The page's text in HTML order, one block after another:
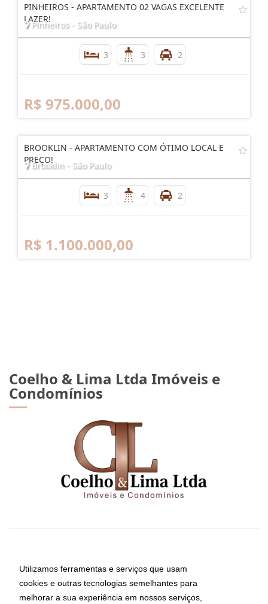
Utilizamos ferramentas e serviços que usam
cookies e outras tecnologias semelhantes para
melhorar a sua experiência em nossos serviços,
PINHEIROS - APARTAMENTO 02 VAGAS EXCELENTE
LAZER!
Pinheiros - São Paulo
3 3 2
R$ 975.000,00
BROOKLIN - APARTAMENTO COM ÓTIMO LOCAL E
PREÇO!
Brooklin - São Paulo
3 4 2
R$ 1.100.000,00
Coelho & Lima Ltda Imóveis e
Condomínios
Informações de Contato
(11) 5052-3907